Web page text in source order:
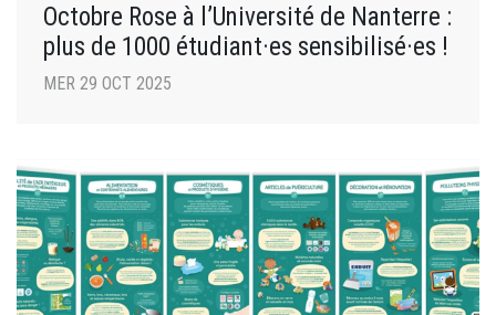
Octobre Rose à l’Université de Nanterre :
plus de 1000 étudiant·es sensibilisé·es !
MER 29 OCT 2025